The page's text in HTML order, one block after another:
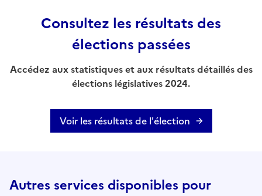
Consultez les résultats des
élections passées
Accédez aux statistiques et aux résultats détaillés des
élections législatives 2024.
Voir les résultats de l'élection
Autres services disponibles pour